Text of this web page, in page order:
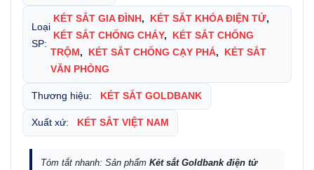
Loại
SP:
KÉT SẮT GIA ĐÌNH , KÉT SẮT KHÓA ĐIỆN TỬ,
KÉT SẮT CHỐNG CHÁY,
KÉT SẮT CHỐNG
TRỘM , KÉT SẮT CHỐNG CẠY PHÁ,
KÉT SẮT
VĂN PHÒNG
Thương hiệu: KÉT SẮT GOLDBANK
Xuất xứ: KÉT SẮT VIỆT NAM
Tóm tắt nhanh: Sản phẩm Két sắt Goldbank điện tử